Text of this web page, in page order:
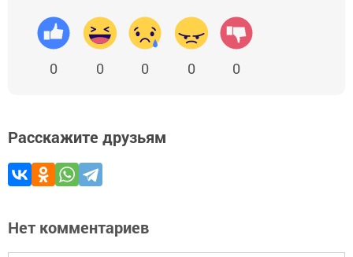
0 0 0 0 0
Расскажите друзьям
Нет комментариев